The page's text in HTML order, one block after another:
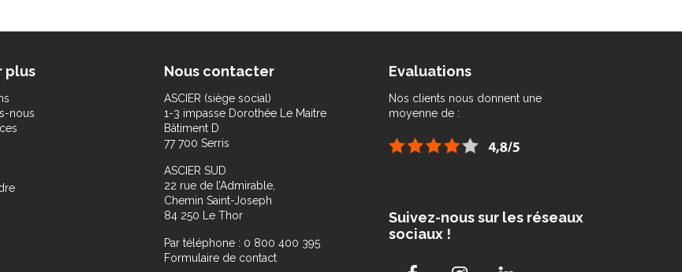
plus
nous
Nous contacter
ASCIER (siège social)
1-3 impasse Dorothée Le Maitre
Bâtiment D
77 700 Serris
ASCIER SUD
22 rue de l’Admirable,
Chemin Saint-Joseph
84 250 Le Thor
Par téléphone : 0 800 400 395
Formulaire de contact
Evaluations
Nos clients nous donnent une
moyenne de :
Suivez-nous sur les réseaux
sociaux !